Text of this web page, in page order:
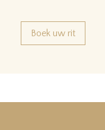
Boek uw rit